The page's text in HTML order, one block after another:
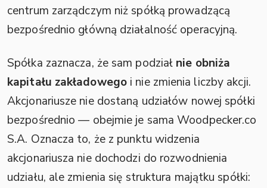
centrum zarządczym niż spółką prowadzącą
bezpośrednio główną działalność operacyjną.
Spółka zaznacza, że sam podział nie obniża
kapitału zakładowego i nie zmienia liczby akcji.
Akcjonariusze nie dostaną udziałów nowej spółki
bezpośrednio — obejmie je sama Woodpecker.co
S.A. Oznacza to, że z punktu widzenia
akcjonariusza nie dochodzi do rozwodnienia
udziału, ale zmienia się struktura majątku spółki: